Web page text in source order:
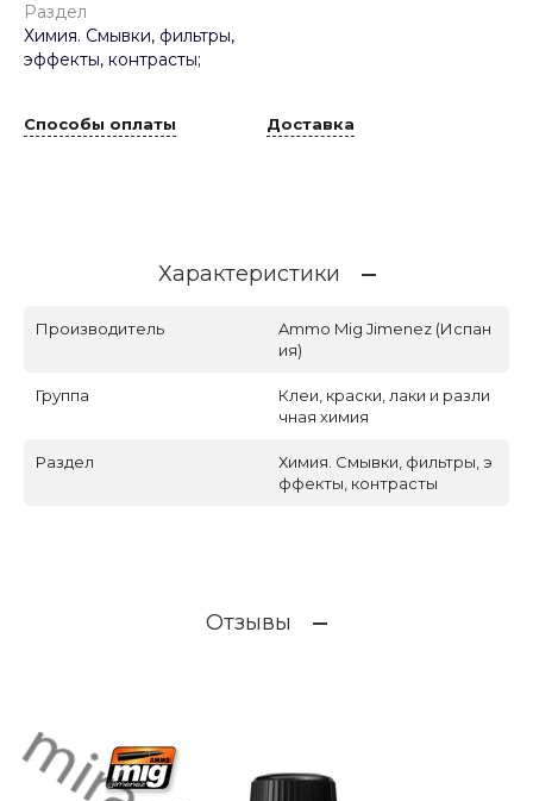
Раздел
Химия. Смывки, фильтры,
эффекты, контрасты;
Способы оплаты Доставка
Характеристики
Производитель
Ammo Mig Jimenez (Испан
ия)
Группа
Клеи, краски, лаки и разли
чная химия
Раздел
Химия. Смывки, фильтры, э
ффекты, контрасты
Отзывы